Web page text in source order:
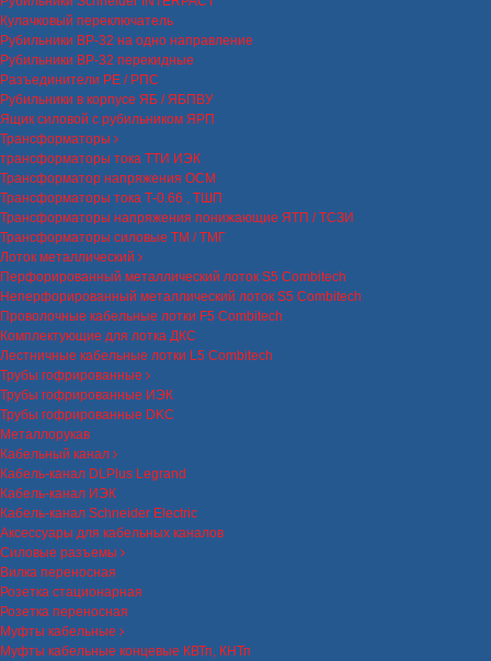
Кулачковый переключатель
Рубильники ВР-32 на одно направление
Рубильники ВР-32 перекидные
Разъединители РЕ / РПС
Рубильники в корпусе ЯБ / ЯБПВУ
Ящик силовой с рубильником ЯРП
Трансформаторы
трансформаторы тока ТТИ ИЭК
Трансформатор напряжения ОСМ
Трансформаторы тока Т-0.66 , ТШП
Трансформаторы напряжения понижающие ЯТП / ТСЗИ
Трансформаторы силовые ТМ / ТМГ
Лоток металлический
Перфорированный металлический лоток S5 Combitech
Неперфорированный металлический лоток S5 Combitech
Проволочные кабельные лотки F5 Combitech
Комплектующие для лотка ДКС
Лестничные кабельные лотки L5 Combitech
Трубы гофрированные
Трубы гофрированные ИЭК
Трубы гофрированные DKC
Металлорукав
Кабельный канал
Кабель-канал DLPlus Legrand
Кабель-канал ИЭК
Кабель-канал Schneider Electric
Аксессуары для кабельных каналов
Силовые разъемы
Вилка переносная
Розетка стационарная
Розетка переносная
Муфты кабельные
Муфты кабельные концевые КВТп, КНТп